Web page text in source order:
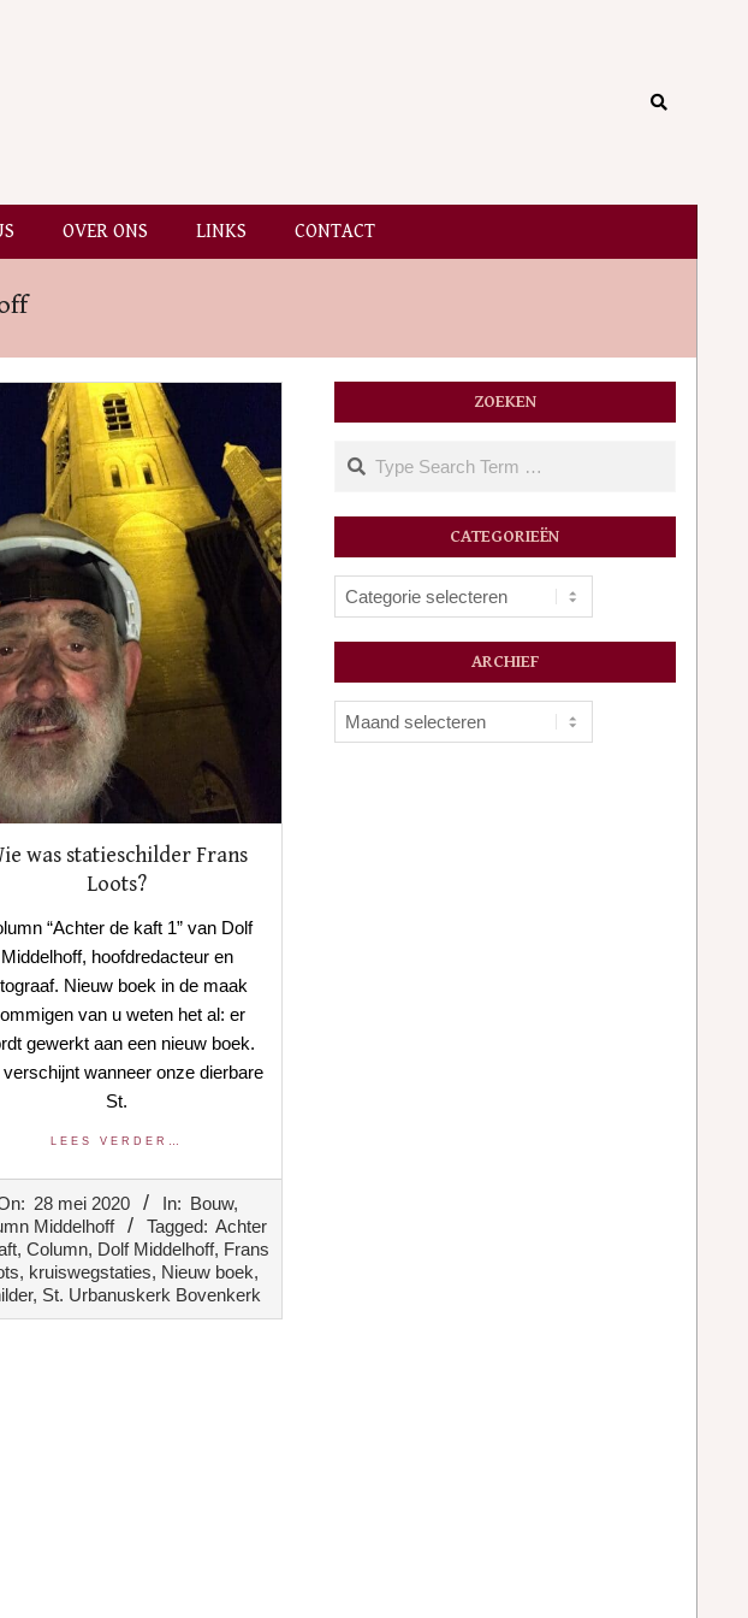
Search
OVER ONS LINKS CONTACT
was statieschilder Frans
Loots?
“Achter de kaft 1” van Dolf
Middelhoff, hoofdredacteur en
Nieuw boek in de maak
van u weten het al: er
gewerkt aan een nieuw boek.
verschijnt wanneer onze dierbare
St.
LEES VERDER…
28 mei 2020 In: Bouw,
Middelhoff
Tagged: Achter
,Column, Dolf Middelhoff, Frans
, kruiswegstaties, Nieuw boek,
, St. Urbanuskerk Bovenkerk
ZOEKEN
Search
CATEGORIEËN
Categorieën
ARCHIEF
Archief